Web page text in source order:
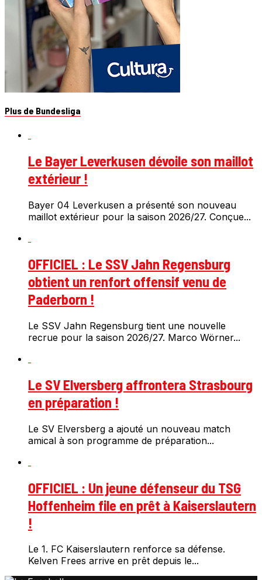
Plus de Bundesliga
Le Bayer Leverkusen dévoile son maillot
extérieur !
Bayer 04 Leverkusen a présenté son nouveau
maillot extérieur pour la saison 2026/27. Conçue...
OFFICIEL : Le SSV Jahn Regensburg
obtient un renfort offensif venu de
Paderborn !
Le SSV Jahn Regensburg tient une nouvelle
recrue pour la saison 2026/27. Marco Wörner...
Le SV Elversberg affrontera Strasbourg
en préparation !
Le SV Elversberg a ajouté un nouveau match
amical à son programme de préparation...
OFFICIEL : Un jeune défenseur du TSG
Hoffenheim file en prêt à Kaiserslautern
!
Le 1. FC Kaiserslautern renforce sa défense.
Kelven Frees arrive en prêt depuis le...